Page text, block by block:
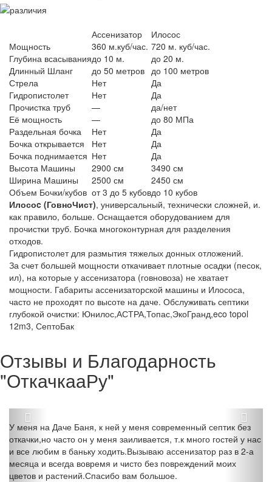
Ассенизатор
Илосос
Мощность
360 м.куб/час. 720 м. куб/час.
Глубина всасываниядо 10 м.
до 20 м.
Длинный Шланг
до 50 метров до 100 метров
Стрела
Нет
Да
Гидропистолет
Нет
Да
Прочистка труб
—
да/нет
Её мощность
—
до 80 МПа
Раздельная бочка
Нет
Да
Бочка открывается
Нет
Да
Бочка поднимается Нет
Да
Высота Машины
2900 см
3490 см
Ширина Машины
2500 см
2450 см
Объем Бочки/кубов от 3 до 5 кубовдо 10 кубов
Илосоc (ГовноЧист), универсальный, технически сложней, и.
как правило, больше. Оснащается оборудованием для
прочистки труб. Бочка многоконтурная для разделения
отходов.
Гидропистолет для размытия тяжелых донных отложений.
За счет большей мощности откачивает плотные осадки (песок,
ил), на которые у ассенизатора (говновоза) не хватает
мощности. Габариты ассенизаторской машины и Илососа,
часто не проходят по высоте на даче. Обслуживать септики
глубокой очистки: Юнилос,АСТРА,Топас,ЭкоГранд,eco topol
12m3, СептоБак
Отзывы и Благодарность
"ОткачкааРу"
У меня на Даче Баня, к ней у меня современный септик без
откачки,но часто он у меня заиливается, т.к много гостей у нас
и все любим в баньку ходить.Вызываю ассенизатор раз в 2-а
месяца и всегда вовремя и чисто без повреждений моих
цветов и растений.Спасибо вам большое.